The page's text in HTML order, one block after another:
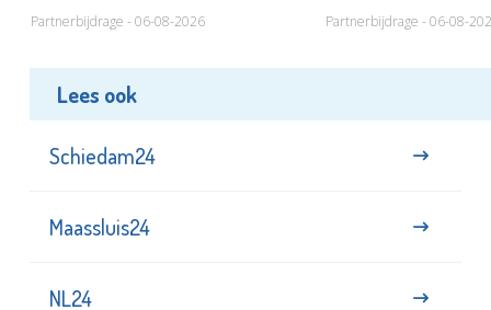
Partnerbijdrage - 06-08-2026 Partnerbijdrage - 06-08-
Lees ook
Schiedam24
Maassluis24
NL24